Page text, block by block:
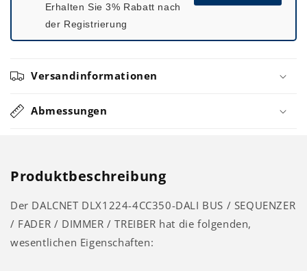
Erhalten Sie 3% Rabatt nach
der Registrierung
Versandinformationen
Abmessungen
Produktbeschreibung
Der DALCNET DLX1224-4CC350-DALI BUS / SEQUENZER
/ FADER / DIMMER / TREIBER hat die folgenden,
wesentlichen Eigenschaften: